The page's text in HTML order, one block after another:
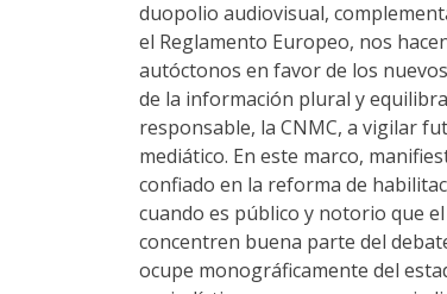
duopolio audiovisual,
el Reglamento Europeo, nos
autóctonos en favor de los
de la información plural y
responsable, la CNMC, a vigilar
mediático. En este marco,
confiado en la reforma de
cuando es público y notorio que
concentren buena parte del
ocupe monográficamente del